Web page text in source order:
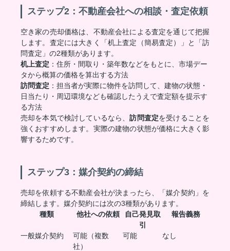
ステップ2：不動産会社への相談・査定依頼
空き家の売却価格は、不動産会社による査定を通じて把握
します。査定には大きく「机上査定（簡易査定）」と「訪
問査定」の2種類があります。
机上査定 ：住所・間取り・築年数などをもとに、市場デー
タから概算の価格を算出する方法
訪問査定 ：担当者が実際に物件を訪問して、建物の状態・
日当たり・周辺環境なども確認したうえで査定額を提示す
る方法
売却を本気で検討しているなら、訪問査定を受けることを
強くおすすめします。実際の建物の状態が価格に大きく影
響するためです。
ステップ3：媒介契約の締結
売却を依頼する不動産会社が決まったら、「媒介契約」を
締結します。媒介契約には次の3種類があります。
種類
他社への依頼
自己発見取
引
報告義務
一般媒介契約
可能（複数
社）
可能 なし